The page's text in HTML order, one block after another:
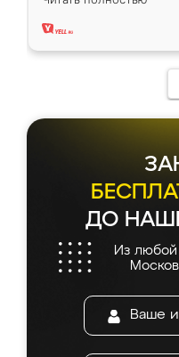
два года,
ДО
Из